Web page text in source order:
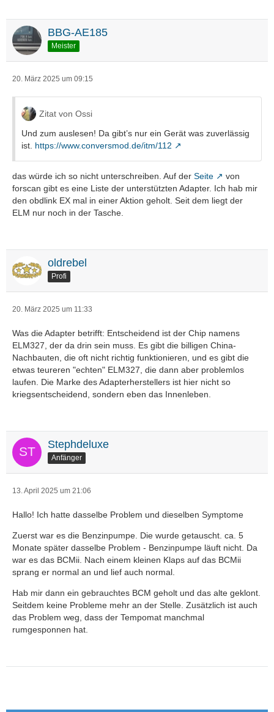
BBG-AE185
Meister
20. März 2025 um 09:15
Zitat von Ossi
Und zum auslesen! Da gibt’s nur ein Gerät was zuverlässig
ist. https://www.conversmod.de/itm/112
das würde ich so nicht unterschreiben. Auf der Seite
von
forscan gibt es eine Liste der unterstützten Adapter. Ich hab mir
den obdlink EX mal in einer Aktion geholt. Seit dem liegt der
ELM nur noch in der Tasche.
oldrebel
Profi
20. März 2025 um 11:33
Was die Adapter betrifft: Entscheidend ist der Chip namens
ELM327, der da drin sein muss. Es gibt die billigen China-
Nachbauten, die oft nicht richtig funktionieren, und es gibt die
etwas teureren "echten" ELM327, die dann aber problemlos
laufen. Die Marke des Adapterherstellers ist hier nicht so
kriegsentscheidend, sondern eben das Innenleben.
Stephdeluxe
Anfänger
13. April 2025 um 21:06
Hallo! Ich hatte dasselbe Problem und dieselben Symptome
Zuerst war es die Benzinpumpe. Die wurde getauscht. ca. 5
Monate später dasselbe Problem - Benzinpumpe läuft nicht. Da
war es das BCMii. Nach einem kleinen Klaps auf das BCMii
sprang er normal an und lief auch normal.
Hab mir dann ein gebrauchtes BCM geholt und das alte geklont.
Seitdem keine Probleme mehr an der Stelle. Zusätzlich ist auch
das Problem weg, dass der Tempomat manchmal
rumgesponnen hat.